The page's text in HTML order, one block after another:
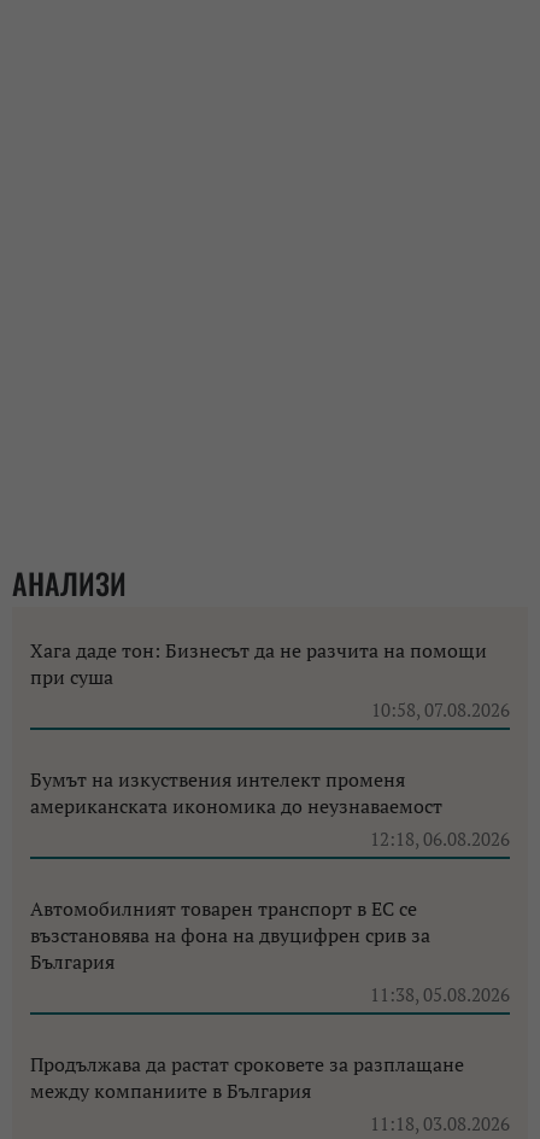
АНАЛИЗИ
Хага даде тон: Бизнесът да не разчита на помощи
при суша
10:58, 07.08.2026
Бумът на изкуствения интелект променя
американската икономика до неузнаваемост
12:18, 06.08.2026
Автомобилният товарен транспорт в ЕС се
възстановява на фона на двуцифрен срив за
България
11:38, 05.08.2026
Продължава да растат сроковете за разплащане
между компаниите в България
11:18, 03.08.2026